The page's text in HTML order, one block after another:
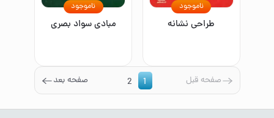
طراحی نشانه
ناموجود
مبادی سواد بصری
ناموجود
صفحه قبل 1
2 صفحه بعد